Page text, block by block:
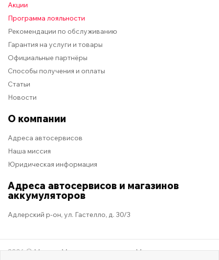
Акции
Программа лояльности
Рекомендации по обслуживанию
Гарантия на услуги и товары
Официальные партнёры
Способы получения и оплаты
Статьи
Новости
О компании
Адреса автосервисов
Наша миссия
Юридическая информация
Адреса автосервисов и магазинов
аккумуляторов
Адлерский р-он, ул. Гастелло, д. 30/3
2026 © Мастер Машина Мы в социальных сетях